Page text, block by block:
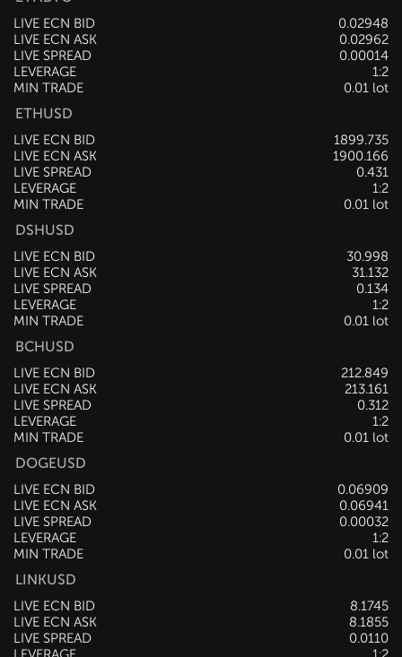
LIVE ECN BID
0.02948
LIVE ECN ASK
0.02962
LIVE SPREAD
0.00014
LEVERAGE
1:2
MIN TRADE
0.01 lot
ETHUSD
LIVE ECN BID
1899.735
LIVE ECN ASK
1900.266
LIVE SPREAD
0.531
LEVERAGE
1:2
MIN TRADE
0.01 lot
DSHUSD
LIVE ECN BID
30.998
LIVE ECN ASK
31.142
LIVE SPREAD
0.144
LEVERAGE
1:2
MIN TRADE
0.01 lot
BCHUSD
LIVE ECN BID
212.859
LIVE ECN ASK
213.171
LIVE SPREAD
0.312
LEVERAGE
1:2
MIN TRADE
0.01 lot
DOGEUSD
LIVE ECN BID
0.06909
LIVE ECN ASK
0.06941
LIVE SPREAD
0.00032
LEVERAGE
1:2
MIN TRADE
0.01 lot
LINKUSD
LIVE ECN BID
8.1745
LIVE ECN ASK
8.1855
LIVE SPREAD
0.0110